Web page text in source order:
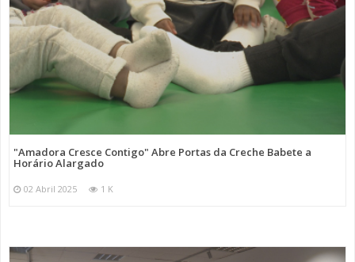
"Amadora Cresce Contigo" Abre Portas da Creche Babete a
Horário Alargado
02 Abril 2025 1 K